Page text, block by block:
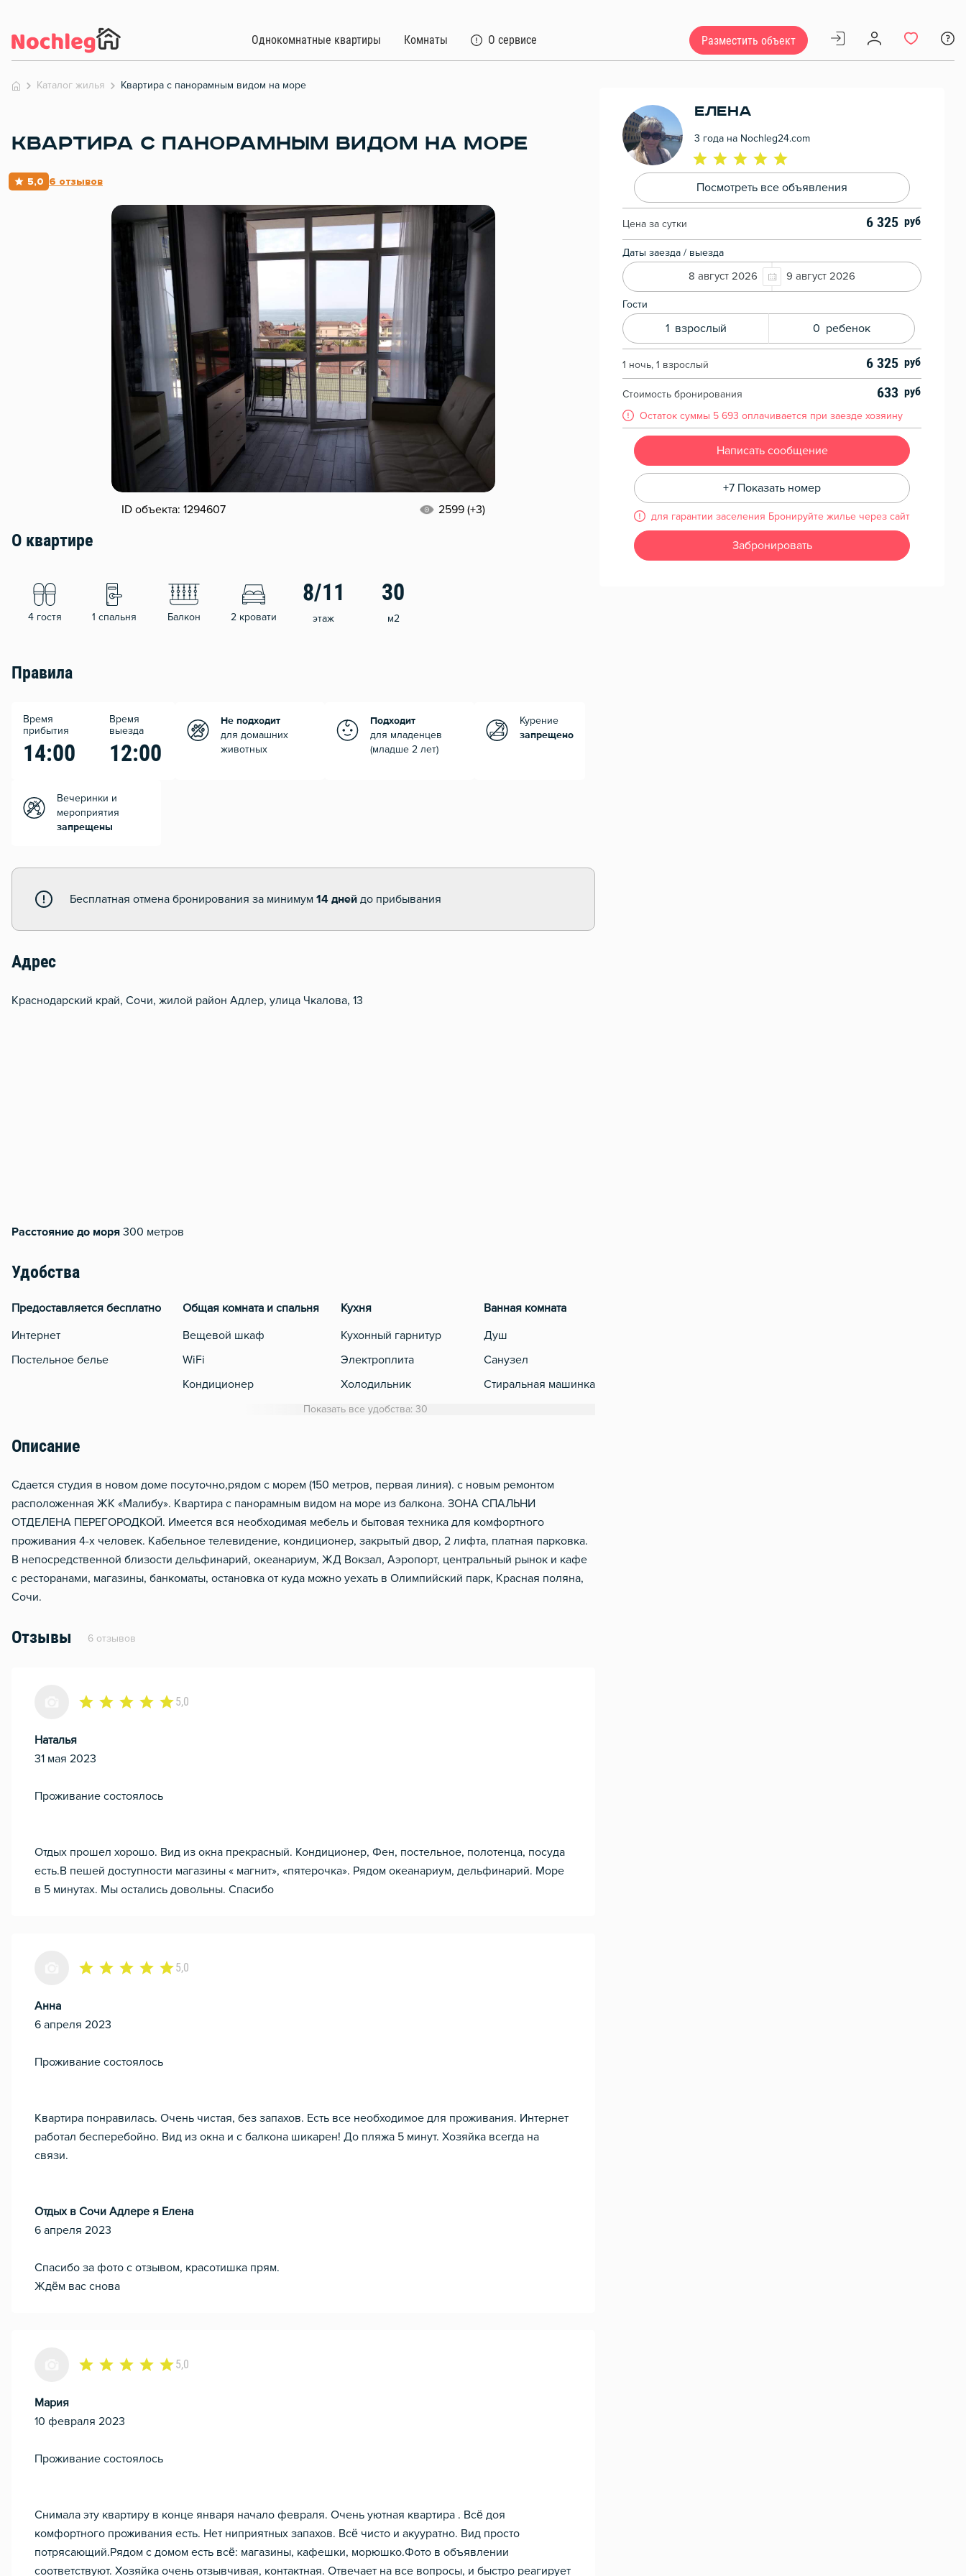
Однокомнатные квартиры Комнаты О сервисе Разместить объект
Каталог жилья Квартира с панорамным видом на море
КВАРТИРА С ПАНОРАМНЫМ ВИДОМ НА МОРЕ
5,0 6 отзывов
ID объекта: 1294607 2599 (+3)
О квартире
4 гостя 1 спальня Балкон 2 кровати
8/11
этаж
30
м2
Правила
Время
прибытия
14:00
Время
выезда
12:00
Не подходит
для домашних
животных
Подходит
для младенцев
(младше 2 лет)
Курение
запрещено
Вечеринки и
мероприятия
запрещены
Бесплатная отмена бронирования за минимум 14 дней до прибывания
Адрес
Краснодарский край, Сочи, жилой район Адлер, улица Чкалова, 13
Расстояние до моря 300 метров
Удобства
Предоставляется бесплатно
Интернет
Постельное белье
Общая комната и спальня
Вещевой шкаф
WiFi
Кондиционер
Отопление
Балкон
Стол, рабочее место
Чистящие средства
Кухня
Кухонный гарнитур
Электроплита
Холодильник
Обеденный стол
Посуда
Столовые приборы
Ванная комната
Душ
Санузел
Стиральная машинка
Показать все удобства: 30
Описание
Сдается студия в новом доме посуточно,рядом с морем (150 метров, первая линия). с новым ремонтом
расположенная ЖК «Малибу». Квартира с панорамным видом на море из балкона. ЗОНА СПАЛЬНИ
ОТДЕЛЕНА ПЕРЕГОРОДКОЙ. Имеется вся необходимая мебель и бытовая техника для комфортного
проживания 4-х человек. Кабельное телевидение, кондиционер, закрытый двор, 2 лифта, платная парковка.
В непосредственной близости дельфинарий, океанариум, ЖД Вокзал, Аэропорт, центральный рынок и кафе
с ресторанами, магазины, банкоматы, остановка от куда можно уехать в Олимпийский парк, Красная поляна,
Сочи.
Отзывы 6 отзывов
5,0
Наталья
31 мая 2023
Проживание состоялось
Отдых прошел хорошо. Вид из окна прекрасный. Кондиционер, Фен, постельное, полотенца, посуда
есть.В пешей доступности магазины « магнит», «пятерочка». Рядом океанариум, дельфинарий. Море
в 5 минутах. Мы остались довольны. Спасибо
5,0
Анна
6 апреля 2023
Проживание состоялось
Квартира понравилась. Очень чистая, без запахов. Есть все необходимое для проживания. Интернет
работал бесперебойно. Вид из окна и с балкона шикарен! До пляжа 5 минут. Хозяйка всегда на
связи.
Отдых в Сочи Адлере я Елена
6 апреля 2023
Спасибо за фото с отзывом, красотишка прям.
Ждём вас снова
5,0
Мария
10 февраля 2023
Проживание состоялось
Снимала эту квартиру в конце января начало февраля. Очень уютная квартира . Всё доя
комфортного проживания есть. Нет ниприятных запахов. Всё чисто и акууратно. Вид просто
потрясающий.Рядом с домом есть всё: магазины, кафешки, морюшко.Фото в объявлении
соответствуют. Хозяйка очень отзывчивая, контактная. Отвечает на все вопросы, и быстро реагирует
ЕЛЕНА
3 года на Nochleg24.com
Посмотреть все объявления
Цена за сутки 6 325
Даты заезда / выезда
8 август 2026 9 август 2026
Гости
1 взрослый 0 ребенок
1 ночь, 1 взрослый 6 325
Стоимость бронирования 633
Остаток суммы 5 693 оплачивается при заезде хозяину
Написать сообщение
+7 Показать номер
для гарантии заселения Бронируйте жилье через сайт
Забронировать